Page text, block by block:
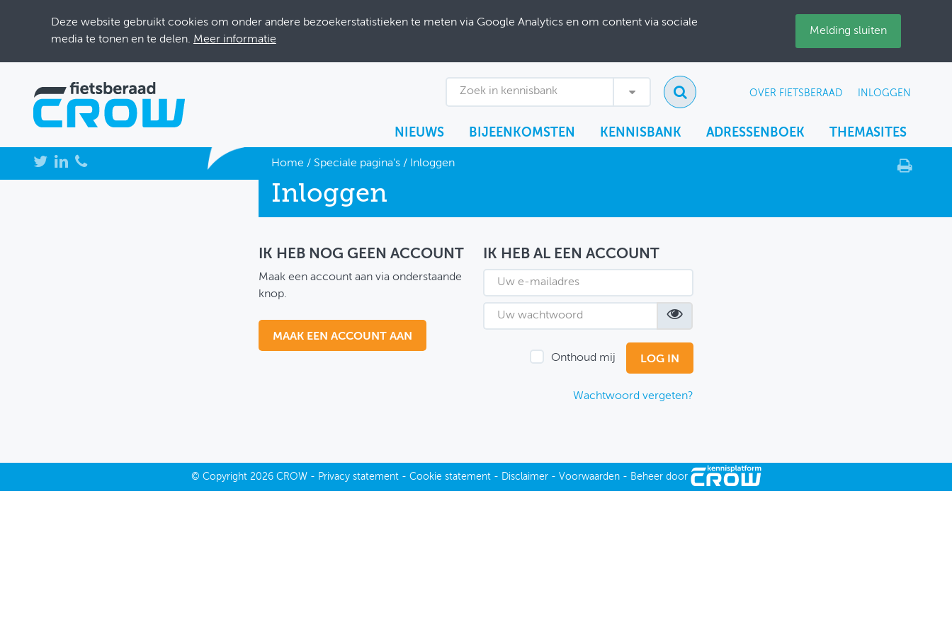
Deze website gebruikt cookies om onder andere bezoekerstatistieken te meten via Google Analytics en om content via sociale
media te tonen en te delen. Meer informatie
Melding sluiten
Zoek in kennisbank OVER FIETSBERAAD INLOGGEN
NIEUWS BIJEENKOMSTEN KENNISBANK ADRESSENBOEK THEMASITES
NIEUWS Home / Speciale pagina's/ Inloggen
Inloggen
IK HEB NOG GEEN ACCOUNT
Maak een account aan via onderstaande
knop.
MAAK EEN ACCOUNT AAN
IK HEB AL EEN ACCOUNT
Onthoud mij
Wachtwoord vergeten?
© Copyright2026 CROW - Privacy statement- Cookie statement- Disclaimer- Voorwaarden - Beheer door